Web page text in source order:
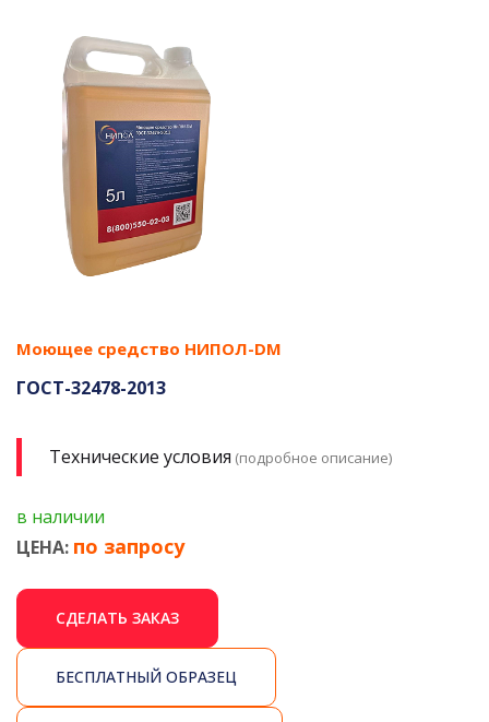
Моющее средство НИПОЛ-DM
ГОСТ-32478-2013
Технические условия (подробное описание)
в наличии
ЦЕНА: по запросу
СДЕЛАТЬ ЗАКАЗ
БЕСПЛАТНЫЙ ОБРАЗЕЦ